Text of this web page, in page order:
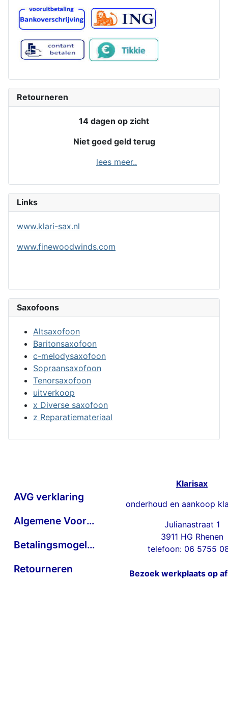
Retourneren
14 dagen op zicht
Niet goed geld terug
lees meer..
Links
www.klari-sax.nl
www.finewoodwinds.com
Saxofoons
Altsaxofoon
Baritonsaxofoon
c-melodysaxofoon
Sopraansaxofoon
Tenorsaxofoon
uitverkoop
x Diverse saxofoon
z Reparatiemateriaal
AVG verklaring
Algemene Voorwaarden
Betalingsmogelijkheden
Retourneren
Klarisax
onderhoud en aankoop
Julianastraat 1
3911 HG Rhenen
telefoon: 06 5755
Bezoek werkplaats op